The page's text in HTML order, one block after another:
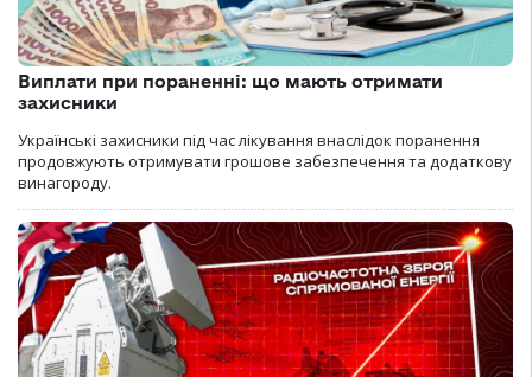
Виплати при пораненні: що мають отримати
захисники
Українські захисники під час лікування внаслідок поранення
продовжують отримувати грошове забезпечення та додаткову
винагороду.